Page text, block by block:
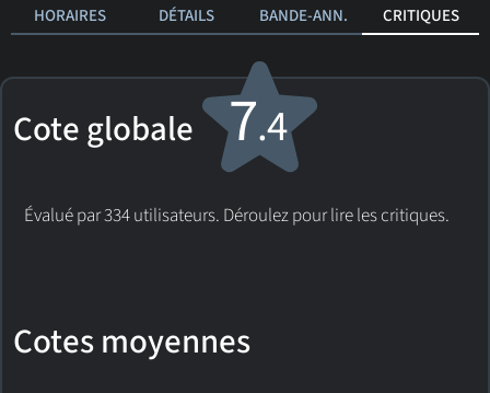
HORAIRES DÉTAILS BANDE-ANN. CRITIQUES
Cote globale 7.4
Évalué par 334 utilisateurs. Déroulez pour lire les critiques.
Cotes moyennes